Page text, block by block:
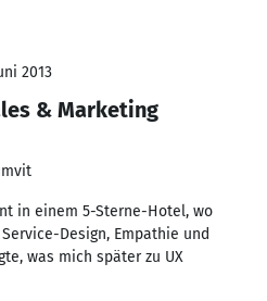
2013
& Marketing
in einem 5-Sterne-Hotel, wo
Design, Empathie und
was mich später zu UX